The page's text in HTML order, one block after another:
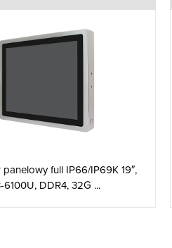
panelowy full IP66/IP69K 19″,
6100U, DDR4, 32G ...